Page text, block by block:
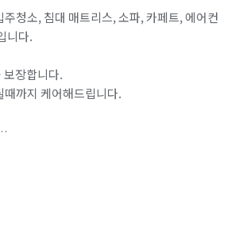
청소, 침대 매트리스, 소파, 카페트, 에어컨
니다.
장합니다.
까지 케어해드립니다.
정확한 청소범위와 요금을 안내해드리고
않고 정직하게 견적내어 드립니다.